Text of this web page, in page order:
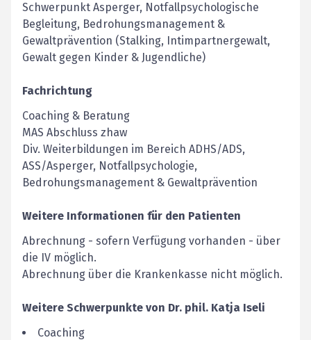
Schwerpunkt Asperger, Notfallpsychologische
Begleitung, Bedrohungsmanagement &
Gewaltprävention (Stalking, Intimpartnergewalt,
Gewalt gegen Kinder & Jugendliche)
Fachrichtung
Coaching & Beratung
MAS Abschluss zhaw
Div. Weiterbildungen im Bereich ADHS/ADS,
ASS/Asperger, Notfallpsychologie,
Bedrohungsmanagement & Gewaltprävention
Weitere Informationen für den Patienten
Abrechnung - sofern Verfügung vorhanden - über
die IV möglich.
Abrechnung über die Krankenkasse nicht möglich.
Weitere Schwerpunkte von Dr. phil. Katja Iseli
Coaching